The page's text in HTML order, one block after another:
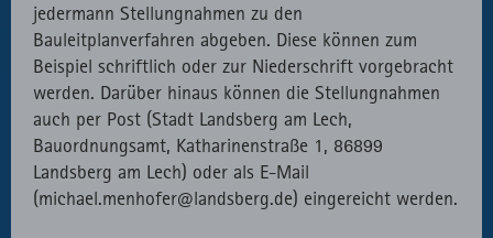
jedermann Stellungnahmen zu den
Bauleitplanverfahren abgeben. Diese können zum
Beispiel schriftlich oder zur Niederschrift vorgebracht
werden. Darüber hinaus können die Stellungnahmen
auch per Post (Stadt Landsberg am Lech,
Bauordnungsamt, Katharinenstraße 1, 86899
Landsberg am Lech) oder als E-Mail
(michael.menhofer@landsberg.de) eingereicht werden.